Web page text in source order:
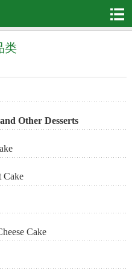
类
Other Desserts
Cake
Cake